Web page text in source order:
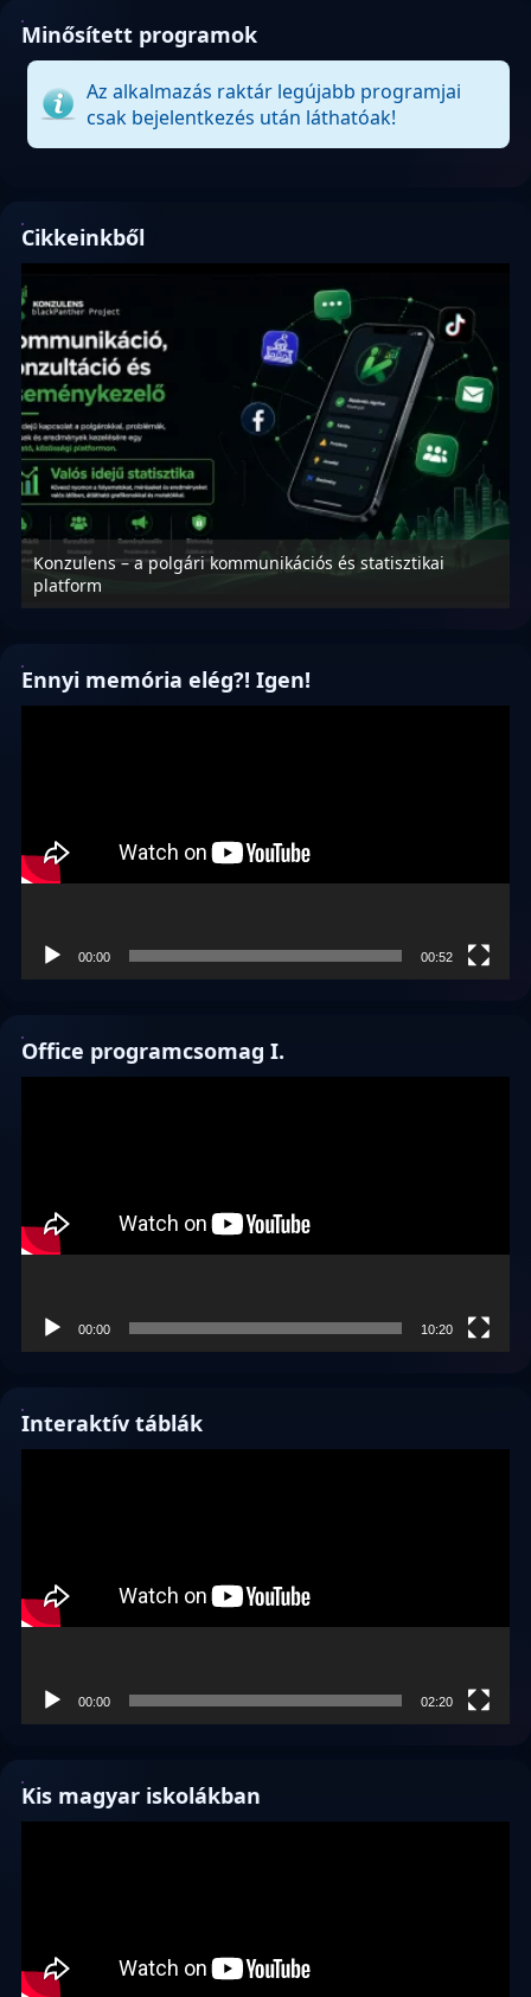
Minősített programok
Az alkalmazás raktár legújabb programjai
csak bejelentkezés után láthatóak!
Cikkeinkből
Konzulens – a polgári kommunikációs és statisztikai
platform
Ennyi memória elég?! Igen!
00:00 00:52
Office programcsomag I.
00:00 10:20
Interaktív táblák
00:00 02:20
Kis magyar iskolákban